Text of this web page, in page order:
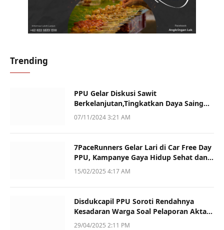
Trending
PPU Gelar Diskusi Sawit
Berkelanjutan,Tingkatkan Daya Saing
dan Kualitas
07/11/2024 3:21 AM
7PaceRunners Gelar Lari di Car Free Day
PPU, Kampanye Gaya Hidup Sehat dan
Dukung UMKM
15/02/2025 4:17 AM
Disdukcapil PPU Soroti Rendahnya
Kesadaran Warga Soal Pelaporan Akta
Kematian
29/04/2025 2:11 PM